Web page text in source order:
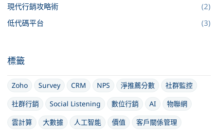
現代行銷攻略術
(2)
低代碼平台
(3)
標籤
Zoho Survey CRM NPS 淨推薦分數
社群監控
社群行銷
Social Listening 數位行銷 AI
物聯網
雲計算
大數據 人工智能 價值
客戶關係管理